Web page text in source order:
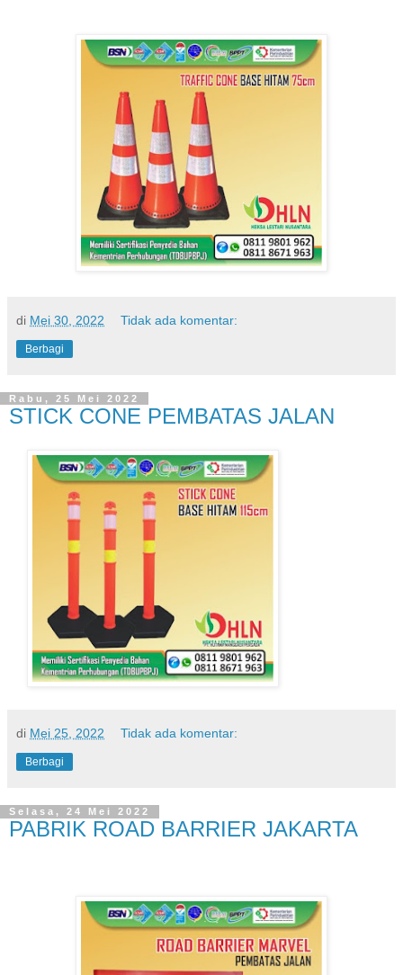
di Mei 30, 2022 Tidak ada komentar:
Berbagi
Rabu, 25 Mei 2022
STICK CONE PEMBATAS JALAN
di Mei 25, 2022 Tidak ada komentar:
Berbagi
Selasa, 24 Mei 2022
PABRIK ROAD BARRIER JAKARTA